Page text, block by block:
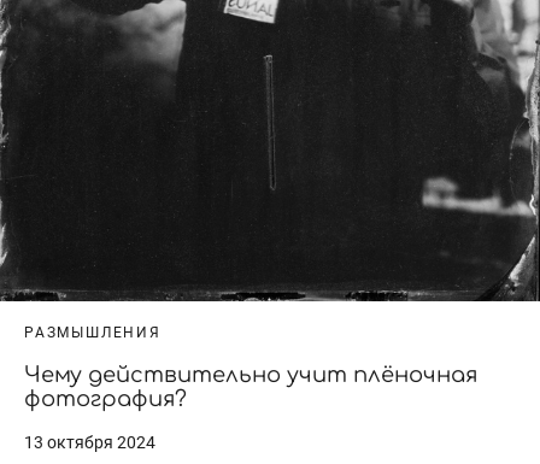
РАЗМЫШЛЕНИЯ
Чему действительно учит плёночная
фотография?
13 октября 2024